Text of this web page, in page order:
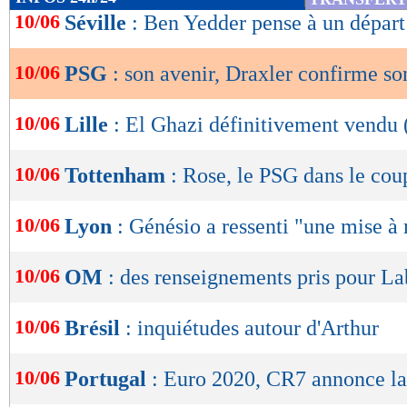
de
OK
10/06 Séville : Ben Yedder pense à un départ
10/06 PSG : son avenir, Draxler confirme
10/06 Lille : El Ghazi définitivement vendu
10/06 Tottenham : Rose, le PSG dans le
10/06 Lyon : Génésio a ressenti "une mise
10/06 OM : des renseignements pris pour
10/06 Brésil : inquiétudes autour d'Arthur
10/06 Portugal : Euro 2020, CR7 annonce